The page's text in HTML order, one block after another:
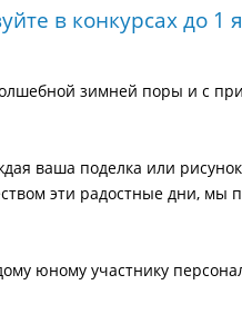
в конкурсах до 1
зимней поры и с
ваша поделка или
эти радостные дни,
юному участнику